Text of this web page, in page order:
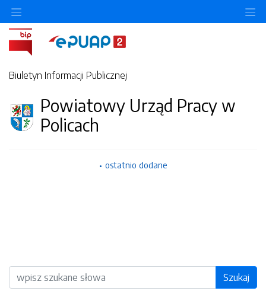
Biuletyn Informacji Publicznej
Powiatowy Urząd Pracy w
Policach
ostatnio dodane
Wyszukiwarka Szukaj